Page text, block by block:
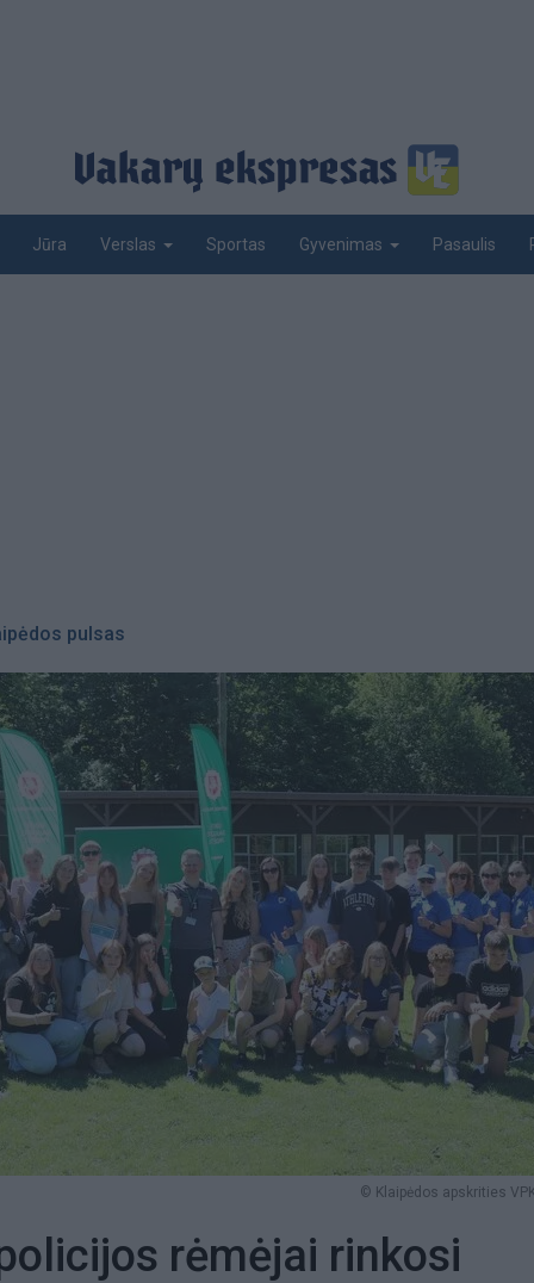
Jūra Verslas Sportas Gyvenimas Pasaulis
pulsas
© Klaipėdos apskrities
rėmėjai rinkosi